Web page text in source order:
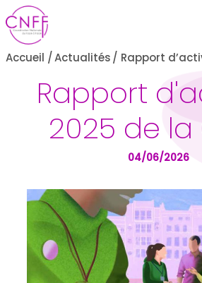
Accueil /Actualités/ Rapport
Rapport
2025 de la
04/06/2026